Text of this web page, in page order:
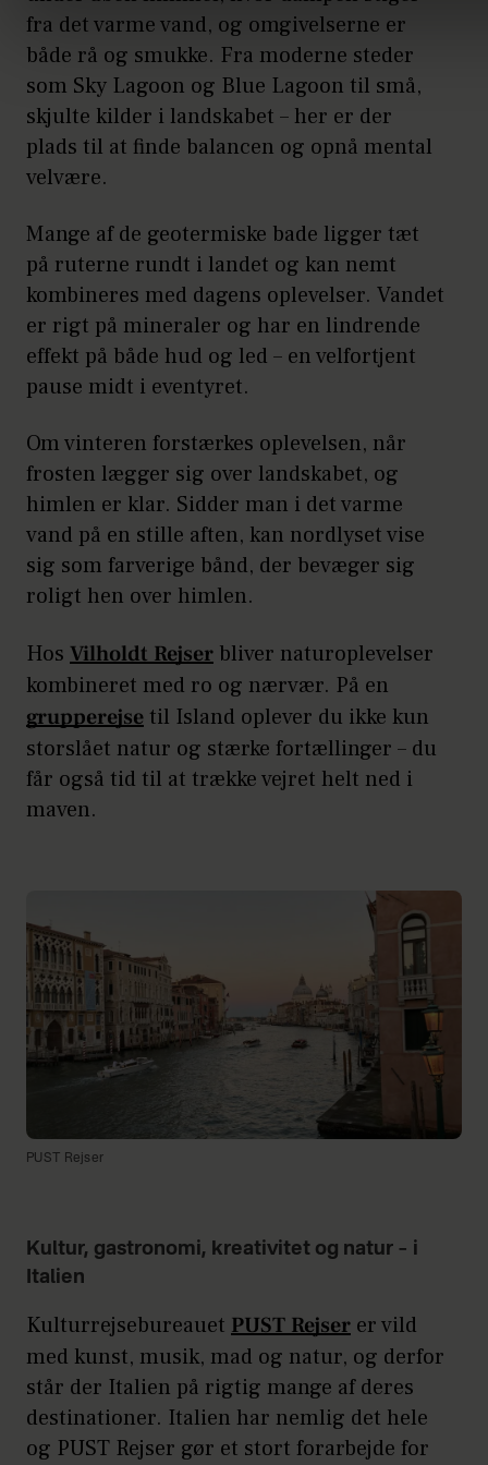
fra det varme vand, og omgivelserne er
både rå og smukke. Fra moderne steder
som Sky Lagoon og Blue Lagoon til små,
skjulte kilder i landskabet – her er der
plads til at finde balancen og opnå mental
velvære.
Mange af de geotermiske bade ligger tæt
på ruterne rundt i landet og kan nemt
kombineres med dagens oplevelser. Vandet
er rigt på mineraler og har en lindrende
effekt på både hud og led – en velfortjent
pause midt i eventyret.
Om vinteren forstærkes oplevelsen, når
frosten lægger sig over landskabet, og
himlen er klar. Sidder man i det varme
vand på en stille aften, kan nordlyset vise
sig som farverige bånd, der bevæger sig
roligt hen over himlen.
Hos Vilholdt Rejser bliver naturoplevelser
kombineret med ro og nærvær. På en
grupperejse til Island oplever du ikke kun
storslået natur og stærke fortællinger – du
får også tid til at trække vejret helt ned i
maven.
PUST Rejser
Kultur, gastronomi, kreativitet og natur – i
Italien
Kulturrejsebureauet PUST Rejser er vild
med kunst, musik, mad og natur, og derfor
står der Italien på rigtig mange af deres
destinationer. Italien har nemlig det hele
og PUST Rejser gør et stort forarbejde for